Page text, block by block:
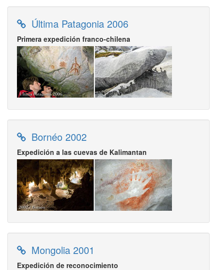
Última Patagonia 2006
Primera expedición franco-chilena
Bornéo 2002
Expedición a las cuevas de Kalimantan
Mongolia 2001
Expedición de reconocimiento